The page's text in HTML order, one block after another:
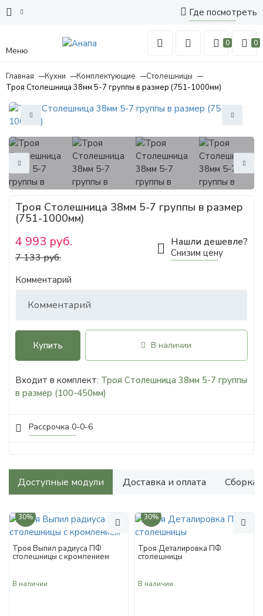
Где посмотреть
Меню
0 0
Главная Кухни Комплектующие
Столешницы
Троя Столешница 38мм 5-7 группы в размер (751-1000мм)
Рассрочка 0-0-6
Троя Столешница 38мм 5-7 группы в размер
(751-1000мм)
4 993 руб.
7 133 руб.
Нашли дешевле?
Снизим цену
Комментарий
Купить В наличии
Входит в комплект: Троя Столешница 38мм 5-7 группы
в размер (100-450мм)
Доступные модули Доставка и оплата Сборка
30%
Троя Выпил радиуса ПФ
столешницы с кромлением
В наличии
30%
Троя Деталировка ПФ
столешницы
В наличии